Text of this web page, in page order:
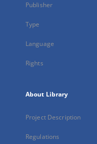
Publisher
Type
Language
Rights
About Library
Project Description
Regulations